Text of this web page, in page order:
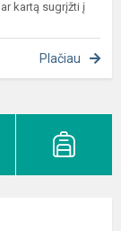
kartą sugrįžti į
Plačiau